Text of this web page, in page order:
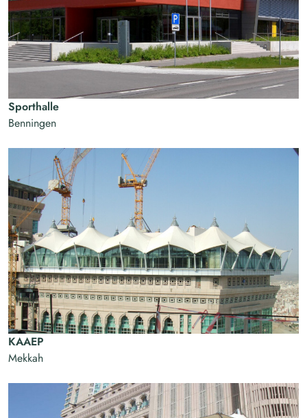
Sporthalle
Benningen
KAAEP
Mekkah